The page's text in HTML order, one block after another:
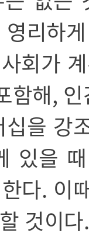
영리하
회가
함해,
십을 강
있을
다. 이
것이다